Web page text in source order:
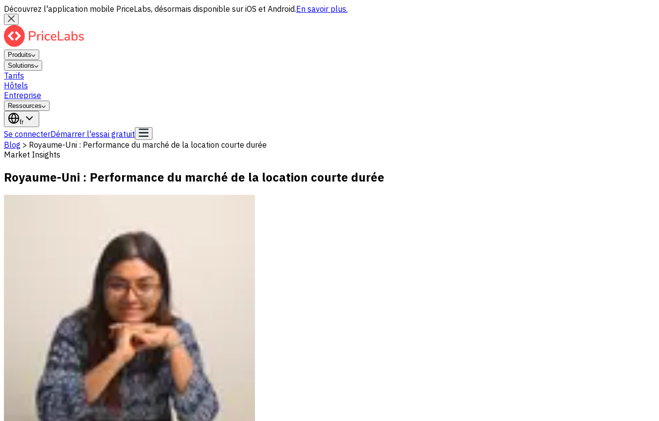
Découvrez l'application mobile PriceLabs, désormais disponible sur iOS et Android.En savoir plus.
Produits
Solutions
Tarifs
Hôtels
Entreprise
Ressources
fr
Se connecterDémarrer l'essai gratuit
Blog > Royaume-Uni : Performance du marché de la location courte durée
Market Insights
Royaume-Uni : Performance du marché de la location courte durée